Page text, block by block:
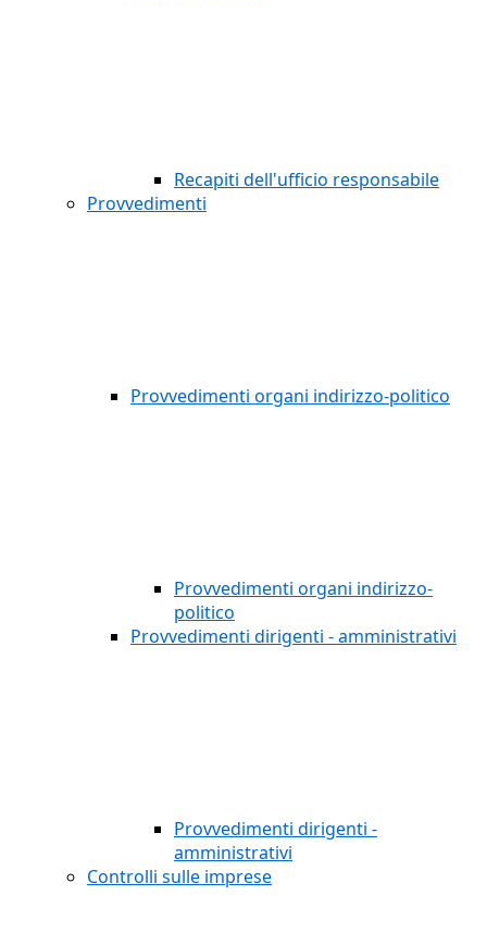
Recapiti dell'ufficio responsabile
Provvedimenti
Provvedimenti organi indirizzo-politico
Provvedimenti organi indirizzo-
politico
Provvedimenti dirigenti - amministrativi
Provvedimenti dirigenti -
amministrativi
Controlli sulle imprese